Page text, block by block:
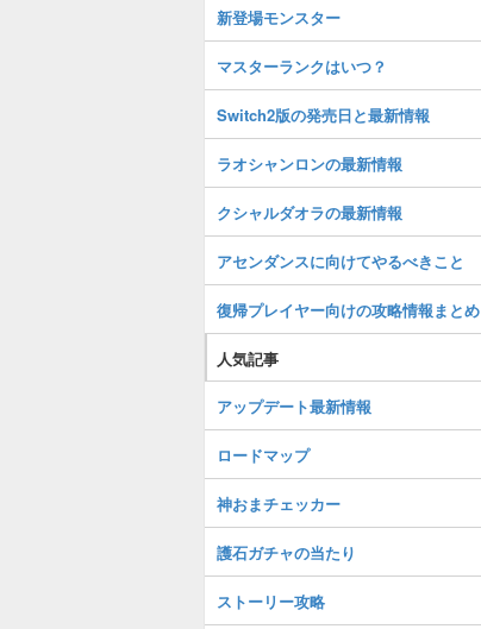
新登場モンスター
マスターランクはいつ？
Switch2版の発売日と最新情報
ラオシャンロンの最新情報
クシャルダオラの最新情報
アセンダンスに向けてやるべきこと
復帰プレイヤー向けの攻略情報まとめ
人気記事
アップデート最新情報
ロードマップ
神おまチェッカー
護石ガチャの当たり
ストーリー攻略